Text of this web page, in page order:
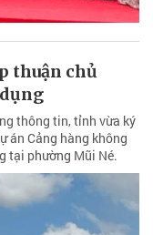
thuận chủ
thông tin, tỉnh vừa ký
án Cảng hàng không
tại phường Mũi Né.